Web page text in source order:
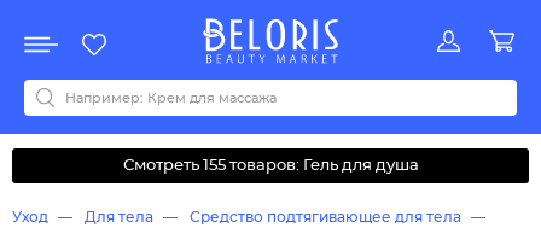
Акции
Все бренды
0-9ABCDEFGHIJKLMNOPQRSTUVWYZАБВДЗИМОКЛНПРСТУФ
Смотреть 155 товаров: Гель для душа
Уход Для тела
Средство подтягивающее для тела